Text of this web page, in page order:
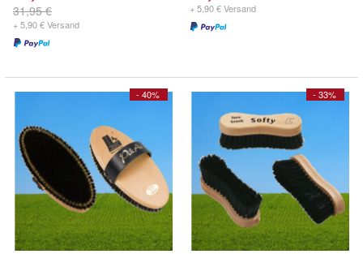
31,95 €
+ 5,90 € Versand
+ 5,90 € Versand
- 40% - 33%